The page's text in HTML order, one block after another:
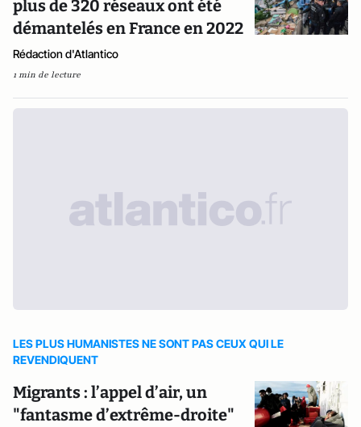
plus de 320 réseaux ont été
démantelés en France en 2022
Rédaction d'Atlantico
1 min de lecture
LES PLUS HUMANISTES NE SONT PAS CEUX QUI LE
REVENDIQUENT
Migrants : l’appel d’air, un
"fantasme d’extrême-droite"